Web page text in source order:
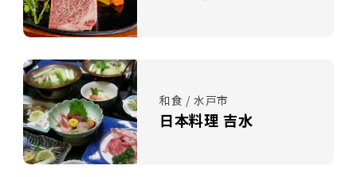
和食 / 水戸市
日本料理 吉水